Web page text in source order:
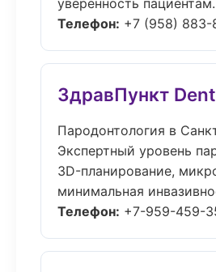
уверенность
Телефон: +7 (958) 883-
ЗдравПункт
Пародонтология в
Экспертный уровень
3D-планирование,
минимальная
Телефон: +7-959-459-